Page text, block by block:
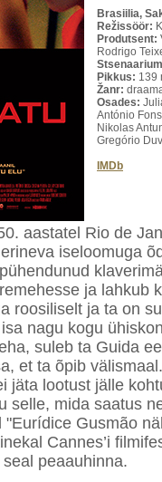
Brasiilia,
Režissöör:
Produtsent:
Rodrigo
Pikkus: 139
Žanr:
Osades:
António
Nikolas
Gregório
IMDb
aastatel Rio de
iseloomuga
ja lahkub
roosiliselt ja ta on
nagu kogu
suleb ta Guida
et ta õpib
jäta lootust jälle
selle, mida saatus
Gusmão
Cannes’i
peaauhinna.